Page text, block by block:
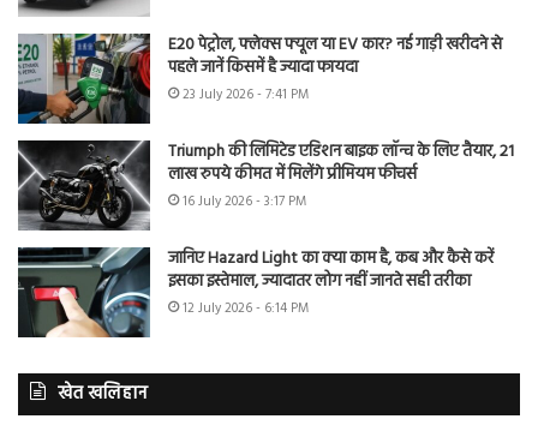
E20 पेट्रोल, फ्लेक्स फ्यूल या EV कार? नई गाड़ी खरीदने से
पहले जानें किसमें है ज्यादा फायदा
23 July 2026 - 7:41 PM
Triumph की लिमिटेड एडिशन बाइक लॉन्च के लिए तैयार, 21
लाख रुपये कीमत में मिलेंगे प्रीमियम फीचर्स
16 July 2026 - 3:17 PM
जानिए Hazard Light का क्या काम है, कब और कैसे करें
इसका इस्तेमाल, ज्यादातर लोग नहीं जानते सही तरीका
12 July 2026 - 6:14 PM
खेत खलिहान